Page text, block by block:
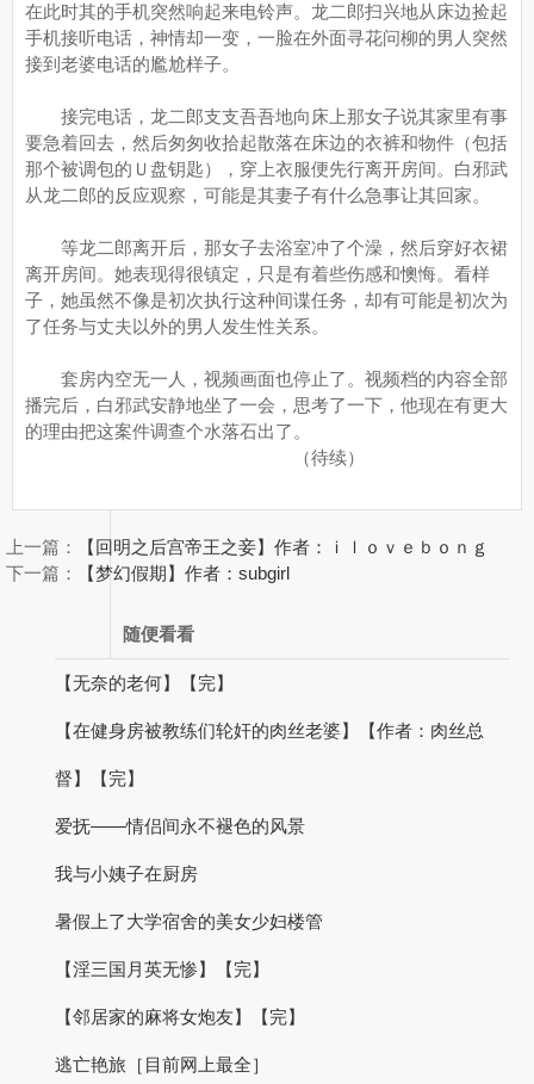
在此时其的手机突然响起来电铃声。龙二郎扫兴地从床边捡起
手机接听电话，神情却一变，一脸在外面寻花问柳的男人突然
接到老婆电话的尷尬样子。
接完电话，龙二郎支支吾吾地向床上那女子说其家里有事
要急着回去，然后匆匆收拾起散落在床边的衣裤和物件（包括
那个被调包的Ｕ盘钥匙），穿上衣服便先行离开房间。白邪武
从龙二郎的反应观察，可能是其妻子有什么急事让其回家。
等龙二郎离开后，那女子去浴室冲了个澡，然后穿好衣裙
离开房间。她表现得很镇定，只是有着些伤感和懊悔。看样
子，她虽然不像是初次执行这种间谍任务，却有可能是初次为
了任务与丈夫以外的男人发生性关系。
套房内空无一人，视频画面也停止了。视频档的内容全部
播完后，白邪武安静地坐了一会，思考了一下，他现在有更大
的理由把这案件调查个水落石出了。
（待续）
上一篇：
【回明之后宫帝王之妾】作者：ｉｌｏｖｅｂｏｎｇ
下一篇：
【梦幻假期】作者：subgirl
随便看看
【无奈的老何】【完】
【在健身房被教练们轮奸的肉丝老婆】【作者：肉丝总
督】【完】
爱抚——情侣间永不褪色的风景
我与小姨子在厨房
暑假上了大学宿舍的美女少妇楼管
【淫三国月英无惨】【完】
【邻居家的麻将女炮友】【完】
逃亡艳旅［目前网上最全］